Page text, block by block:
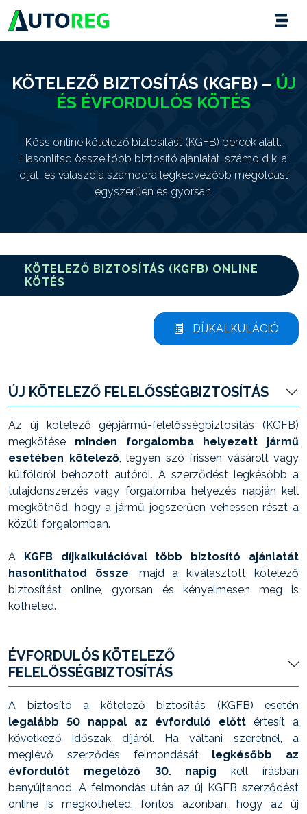
KÖTELEZŐ BIZTOSÍTÁS (KGFB) – ÚJ
ÉS ÉVFORDULÓS KÖTÉS
Köss online kötelező biztosítást (KGFB) percek alatt.
Hasonlítsd össze több biztosító ajánlatát, számold ki a
díjat, és válaszd a számodra legkedvezőbb megoldást
egyszerűen és gyorsan.
KÖTELEZŐ BIZTOSÍTÁS (KGFB) ONLINE
KÖTÉS
DÍJKALKULÁCIÓ
ÚJ KÖTELEZŐ FELELŐSSÉGBIZTOSÍTÁS
Az új kötelező gépjármű-felelősségbiztosítás (KGFB)
megkötése minden forgalomba helyezett jármű
esetében kötelező, legyen szó frissen vásárolt vagy
külföldről behozott autóról. A szerződést legkésőbb a
tulajdonszerzés vagy forgalomba helyezés napján kell
megkötnöd, hogy a jármű jogszerűen vehessen részt a
közúti forgalomban.
A
KGFB díjkalkulációval több biztosító ajánlatát
hasonlíthatod össze, majd a kiválasztott kötelező
biztosítást online, gyorsan és kényelmesen meg is
kötheted.
ÉVFORDULÓS KÖTELEZŐ
FELELŐSSÉGBIZTOSÍTÁS
A biztosító a kötelező biztosítás (KGFB) esetén
legalább 50 nappal az évforduló előtt értesít a
következő időszak díjáról. Ha váltani szeretnél, a
meglévő szerződés felmondását legkésőbb az
évfordulót megelőző 30. napig kell írásban
benyújtanod. A felmondás után az új KGFB szerződést
online is megkötheted, fontos azonban, hogy az új